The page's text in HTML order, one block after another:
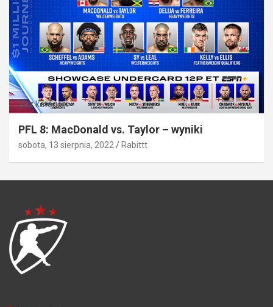
Bez kategorii
PFL 8: MacDonald vs. Taylor – wyniki
sobota, 13 sierpnia, 2022 Rabittt